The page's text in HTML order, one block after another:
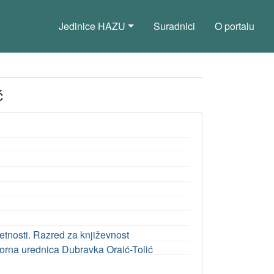
Jedinice HAZU Suradnici O portalu
Razred za književnost
urednica Dubravka Oraić-Tolić